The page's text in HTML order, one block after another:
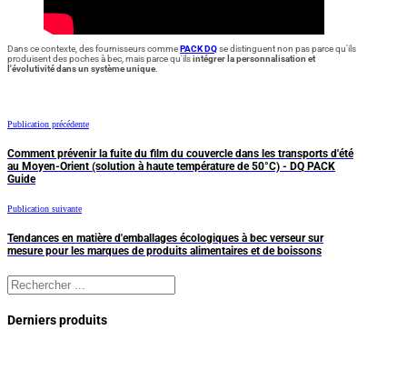
Dans ce contexte, des fournisseurs commePACK DQse distinguent non pas parce qu'ils
produisent des poches à bec, mais parce qu'ilsintégrer la personnalisation et
l'évolutivité dans un système unique
Publication précédente
Comment prévenir la fuite du film du couvercle dans les transports d'été
au Moyen-Orient (solution à haute température de 50°C) - DQ PACK
Guide
Publication suivante
Tendances en matière d'emballages écologiques à bec verseur sur
mesure pour les marques de produits alimentaires et de boissons
Rechercher
Derniers produits